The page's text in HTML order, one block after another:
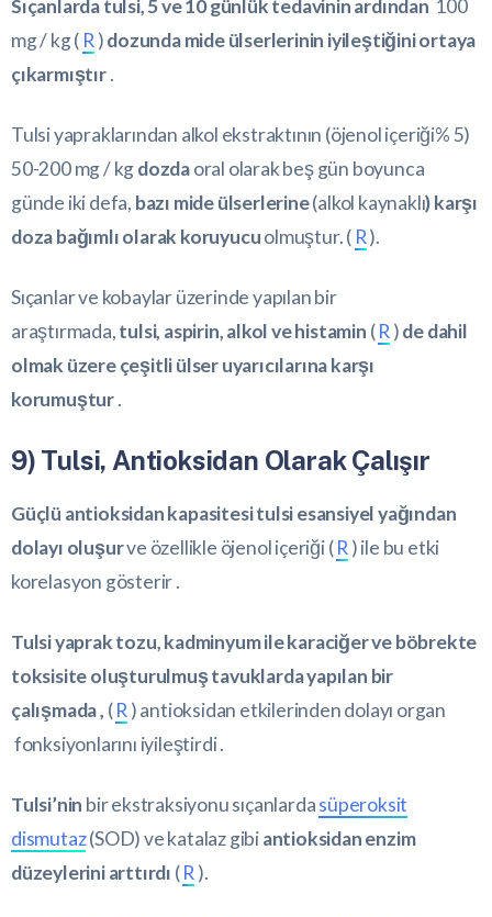
Sıçanlarda tulsi, 5 ve 10 günlük tedavinin ardından 100
mg / kg ( R )dozunda mide ülserlerinin iyileştiğini ortaya
çıkarmıştır.
Tulsi yapraklarından alkol ekstraktının (öjenol içeriği% 5)
50-200 mg / kgdozdaoral olarak beş gün boyunca
günde iki defa, bazı mide ülserlerine(alkol kaynaklı) karşı
doza bağımlı olarak koruyucuolmuştur. ( R).
Sıçanlar ve kobaylar üzerinde yapılan bir
araştırmada,tulsi, aspirin, alkol ve histamin (R )de dahil
olmak üzere çeşitli ülser uyarıcılarına karşı
korumuştur.
9) Tulsi, Antioksidan Olarak Çalışır
Güçlü antioksidan kapasitesi tulsi esansiyel yağından
dolayı oluşurve özellikle öjenol içeriği (R ) ile bu etki
korelasyon gösterir .
Tulsi yaprak tozu, kadminyum ile karaciğer ve böbrekte
toksisite oluşturulmuş tavuklarda yapılan bir
çalışmada , (R ) antioksidan etkilerinden dolayı organ
fonksiyonlarını iyileştirdi .
Tulsi’nin bir ekstraksiyonu sıçanlardasüperoksit
dismutaz(SOD) ve katalaz gibiantioksidan enzim
düzeylerini arttırdı (R ).